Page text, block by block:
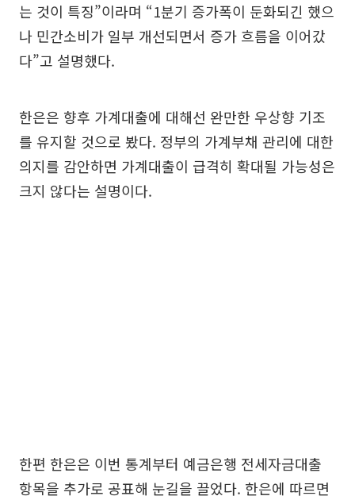
는 것이 특징”이라며 “1분기 증가폭이 둔화되긴 했으
나 민간소비가 일부 개선되면서 증가 흐름을 이어갔
다”고 설명했다.
한은은 향후 가계대출에 대해선 완만한 우상향 기조
를 유지할 것으로 봤다. 정부의 가계부채 관리에 대한
의지를 감안하면 가계대출이 급격히 확대될 가능성은
크지 않다는 설명이다.
한편 한은은 이번 통계부터 예금은행 전세자금대출
항목을 추가로 공표해 눈길을 끌었다. 한은에 따르면